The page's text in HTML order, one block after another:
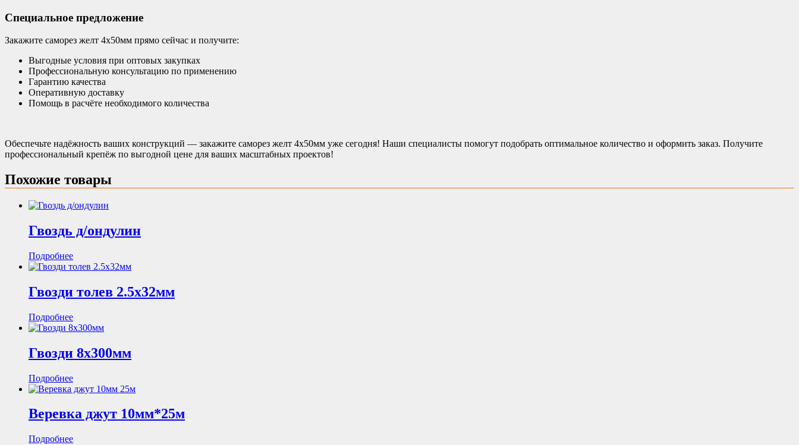
Специальное предложение
Закажите саморез желт 4х50мм прямо сейчас и получите:
Выгодные условия при оптовых закупках
Профессиональную консультацию по применению
Гарантию качества
Оперативную доставку
Помощь в расчёте необходимого количества
Обеспечьте надёжность ваших конструкций — закажите саморез желт 4х50мм уже сегодня! Наши специалисты помогут подобрать оптимальное количество и оформить заказ. Получите
профессиональный крепёж по выгодной цене для ваших масштабных проектов!
Похожие товары
Гвоздь д/ондулин
Подробнее
Гвозди толев 2.5х32мм
Подробнее
Гвозди 8х300мм
Подробнее
Веревка джут 10мм*25м
Подробнее